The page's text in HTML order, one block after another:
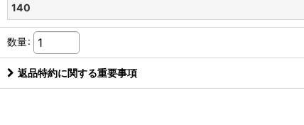
140
数量:
返品特約に関する重要事項